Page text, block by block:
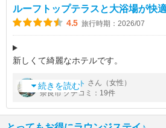
ルーフトップテラスと大浴場が快
4.5 旅行時期：2026/07
新しくて綺麗なホテルです。
した。
シャトルバスもあり翌日チェックアウ
せていただきました。
行先によっては隣のJ
続きを読む
byエリネット さん（女性）
奈良市 クチコミ：19件